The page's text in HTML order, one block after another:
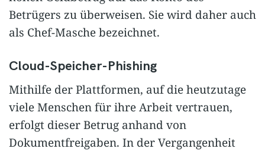
Betrügers zu überweisen. Sie wird daher auch
als Chef-Masche bezeichnet.
Cloud-Speicher-Phishing
Mithilfe der Plattformen, auf die heutzutage
viele Menschen für ihre Arbeit vertrauen,
erfolgt dieser Betrug anhand von
Dokumentfreigaben. In der Vergangenheit